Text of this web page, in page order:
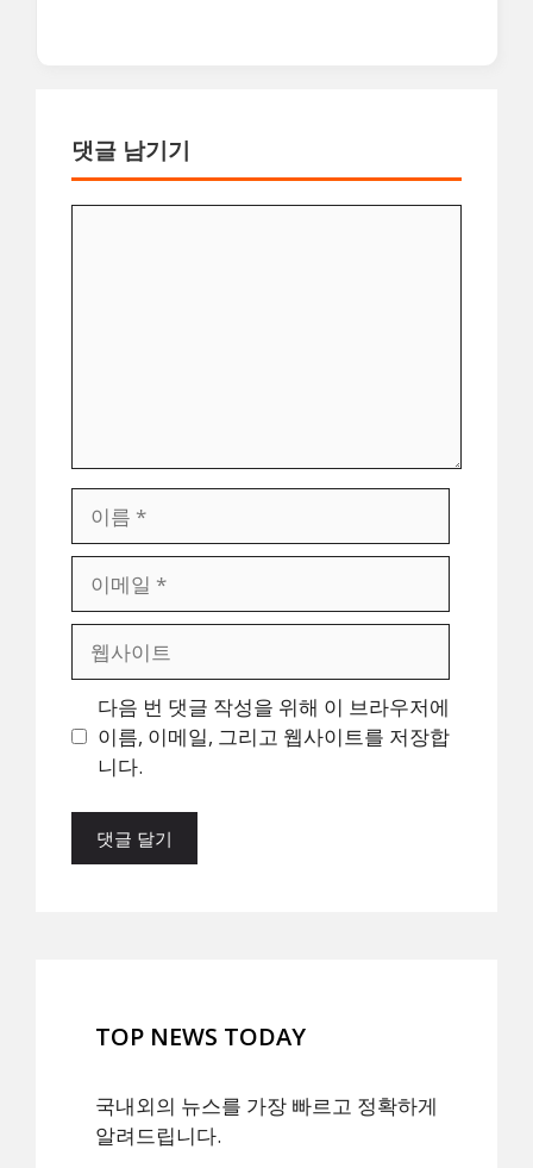
댓글 남기기
일
트
다음 번 댓글 작성을 위해 이 브라우저에
이름, 이메일, 그리고 웹사이트를 저장합
니다.
TOP NEWS TODAY
국내외의 뉴스를 가장 빠르고 정확하게
알려드립니다.